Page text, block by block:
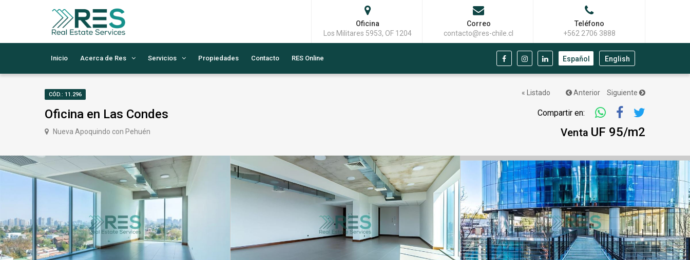
Oficina
Los Militares 5953, OF 1204
Correo
contacto@res-chile.cl
Teléfono
+562 2706 3888
Inicio Acerca de Res Servicios Propiedades Contacto RES Online Español English
CÓD.: 11.296
Oficina en Las Condes
Nueva Apoquindo con Pehuén
« Listado Anterior Siguiente
Compartir en:
Venta UF 95/m2